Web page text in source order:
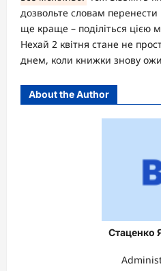
дозвольте словам перенести
ще краще – поділіться цією
Нехай 2 квітня стане не
днем, коли книжки знову
About the Author
Стаценко